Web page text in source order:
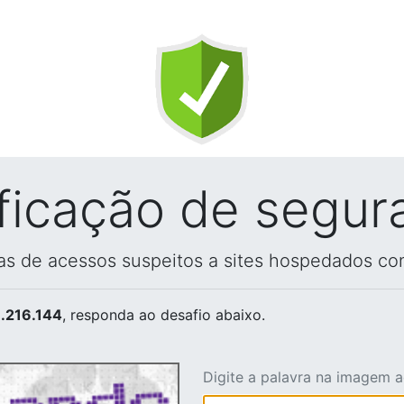
de
de acessos suspeitos a sites hospedados
, responda ao desafio abaixo.
Digite a palavra na imagem